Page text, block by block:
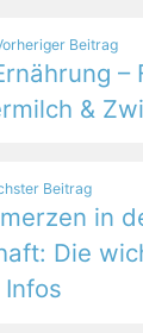
Beitrag
–
&
Beitrag
in
Die
Infos